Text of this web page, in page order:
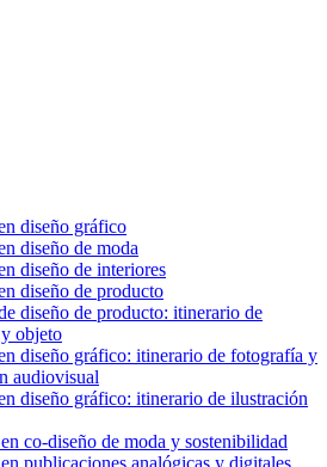
diseño gráfico
diseño de moda
diseño de interiores
diseño de producto
diseño de producto: itinerario de
objeto
diseño gráfico: itinerario de fotografía y
audiovisual
diseño gráfico: itinerario de ilustración
co-diseño de moda y sostenibilidad
publicaciones analógicas y digitales